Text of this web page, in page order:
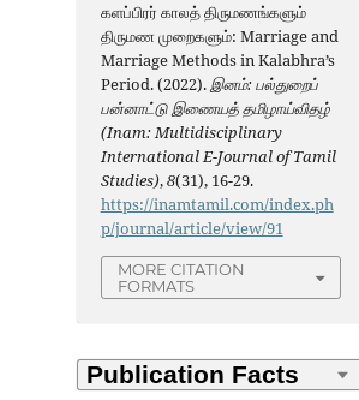
களப்பிரர் காலத் திருமணங்களும்
திருமண முறைகளும்: Marriage and
Marriage Methods in Kalabhra’s
Period. (2022).இனம்: பல்துறைப்
பன்னாட்டு இணையத் தமிழாய்விதழ்
(Inam: Multidisciplinary
International E-Journal of Tamil
Studies),8(31), 16-29.
https://inamtamil.com/index.ph
p/journal/article/view/91
MORE CITATION
FORMATS